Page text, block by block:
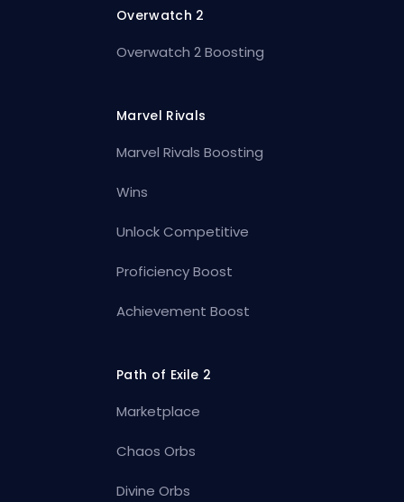
Overwatch 2
Overwatch 2 Boosting
Marvel Rivals
Marvel Rivals Boosting
Wins
Unlock Competitive
Proficiency Boost
Achievement Boost
Path of Exile 2
Marketplace
Chaos Orbs
Divine Orbs